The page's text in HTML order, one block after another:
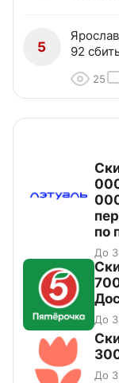
5
92
25
по
До
До
До